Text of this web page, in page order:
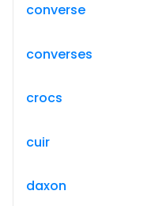
converse
converses
crocs
cuir
daxon